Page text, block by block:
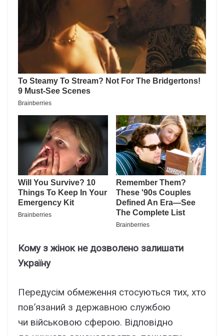
Кому з жінок не дозволено залишати
Україну
Передусім обмеження стосуються тих, хто
пов’язаний з державною службою
чи військовою сферою. Відповідно